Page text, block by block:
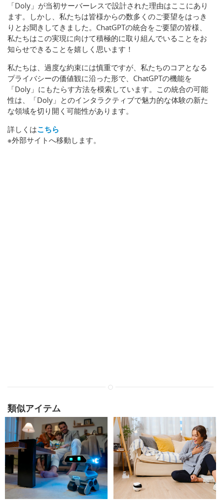
「Doly」が当初サーバーレスで設計された理由はここにあり
ます。しかし、私たちは皆様からの数多くのご要望をはっき
りとお聞きしてきました。ChatGPTの統合をご要望の皆様、
私たちはこの実現に向けて積極的に取り組んでいることをお
知らせできることを嬉しく思います！
私たちは、過度な約束には慎重ですが、私たちのコアとなる
プライバシーの価値観に沿った形で、ChatGPTの機能を
「Doly」にもたらす方法を模索しています。この統合の可能
性は、「Doly」とのインタラクティブで魅力的な体験の新た
な領域を切り開く可能性があります。
詳しくはこちら
※外部サイトへ移動します。
類似アイテム